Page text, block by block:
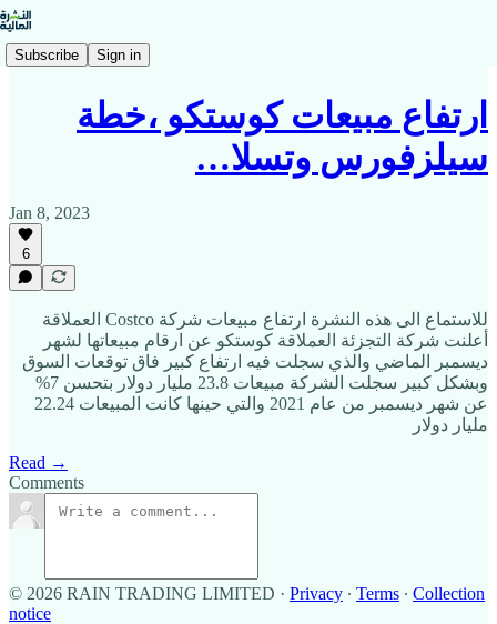
Subscribe Sign in
ارتفاع مبيعات كوستكو ،خطة
سيلزفورس وتسلا…
Jan 8, 2023
6
للاستماع الى هذه النشرة ارتفاع مبيعات شركة Costco العملاقة
أعلنت شركة التجزئة العملاقة كوستكو عن ارقام مبيعاتها لشهر
ديسمبر الماضي والذي سجلت فيه ارتفاع كبير فاق توقعات السوق
وبشكل كبير سجلت الشركة مبيعات 23.8 مليار دولار بتحسن 7%
عن شهر ديسمبر من عام 2021 والتي حينها كانت المبيعات 22.24
مليار دولار
Read →
Comments
© 2026 RAIN TRADING LIMITED · Privacy ∙ Terms ∙ Collection
notice